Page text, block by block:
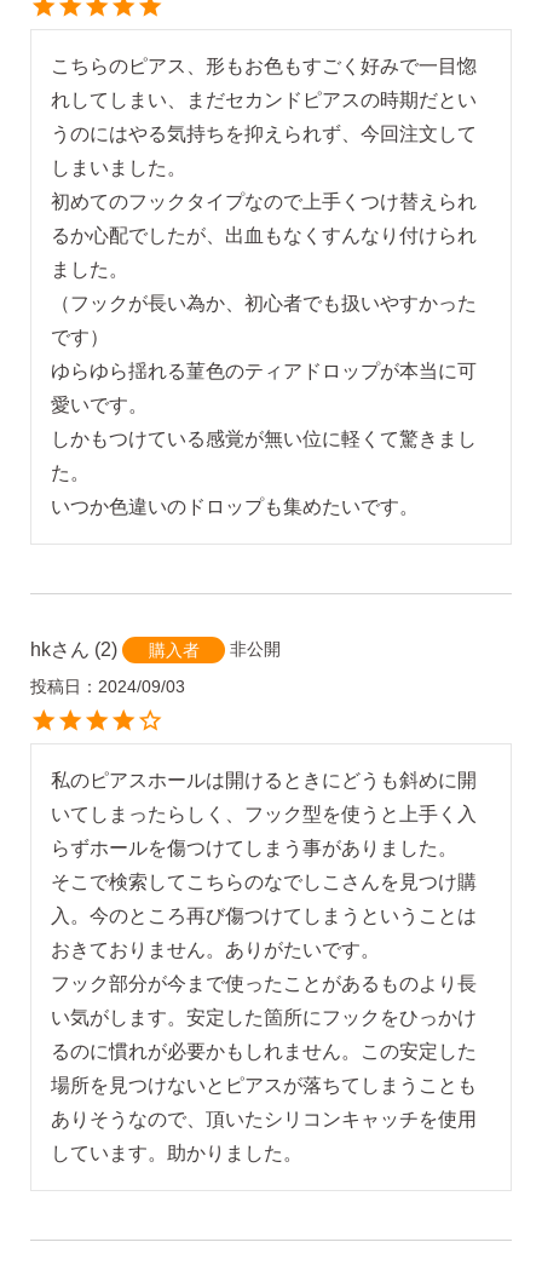
こちらのピアス、形もお色もすごく好みで一目惚
れしてしまい、まだセカンドピアスの時期だとい
うのにはやる気持ちを抑えられず、今回注文して
しまいました。
初めてのフックタイプなので上手くつけ替えられ
るか心配でしたが、出血もなくすんなり付けられ
ました。
（フックが長い為か、初心者でも扱いやすかった
です）
ゆらゆら揺れる菫色のティアドロップが本当に可
愛いです。
しかもつけている感覚が無い位に軽くて驚きまし
た。
いつか色違いのドロップも集めたいです。
hk 2 購入者
非公開
投稿日
2024/09/03
私のピアスホールは開けるときにどうも斜めに開
いてしまったらしく、フック型を使うと上手く入
らずホールを傷つけてしまう事がありました。
そこで検索してこちらのなでしこさんを見つけ購
入。今のところ再び傷つけてしまうということは
おきておりません。ありがたいです。
フック部分が今まで使ったことがあるものより長
い気がします。安定した箇所にフックをひっかけ
るのに慣れが必要かもしれません。この安定した
場所を見つけないとピアスが落ちてしまうことも
ありそうなので、頂いたシリコンキャッチを使用